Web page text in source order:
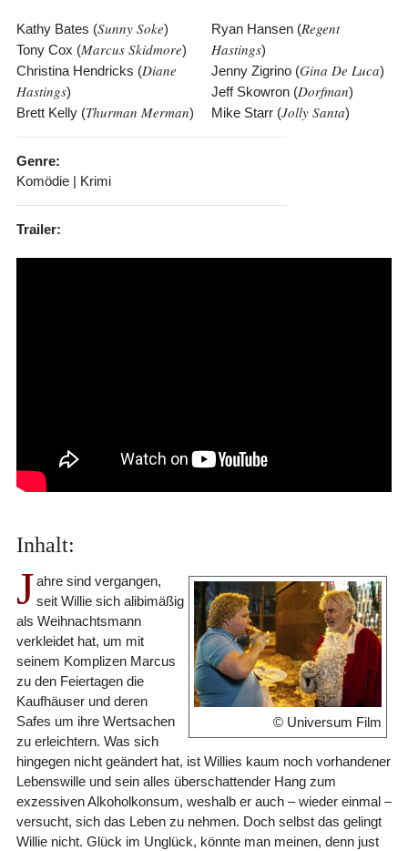
Kathy Bates (Sunny Soke)
Tony Cox (Marcus Skidmore)
Christina Hendricks (Diane
Hastings)
Brett Kelly (Thurman Merman)
Ryan Hansen (Regent
Hastings)
Jenny Zigrino (Gina De Luca)
Jeff Skowron (Dorfman)
Mike Starr (Jolly Santa)
Genre:
Komödie | Krimi
Trailer:
Inhalt:
© Universum Film
J ahre sind vergangen,
seit Willie sich alibimäßig
als Weihnachtsmann
verkleidet hat, um mit
seinem Komplizen Marcus
zu den Feiertagen die
Kaufhäuser und deren
Safes um ihre Wertsachen
zu erleichtern. Was sich
hingegen nicht geändert hat, ist Willies kaum noch vorhandener
Lebenswille und sein alles überschattender Hang zum
exzessiven Alkoholkonsum, weshalb er auch – wieder einmal –
versucht, sich das Leben zu nehmen. Doch selbst das gelingt
Willie nicht. Glück im Unglück, könnte man meinen, denn just